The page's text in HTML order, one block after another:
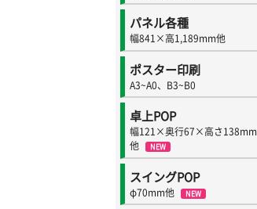
パネル各種
幅841×高1,189mm他
ポスター印刷
A3~A0、B3~B0
卓上POP
幅121×奥行67×高さ138mm
他
NEW
スイングPOP
φ70mm他 NEW